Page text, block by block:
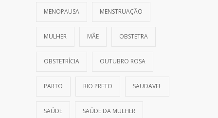
MENOPAUSA MENSTRUAÇÃO
MULHER MÃE OBSTETRA
OBSTETRÍCIA OUTUBRO ROSA
PARTO RIO PRETO SAUDAVEL
SAÚDE SAÚDE DA MULHER